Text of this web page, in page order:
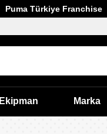
Puma Türkiye Franchise
Ekipman Marka